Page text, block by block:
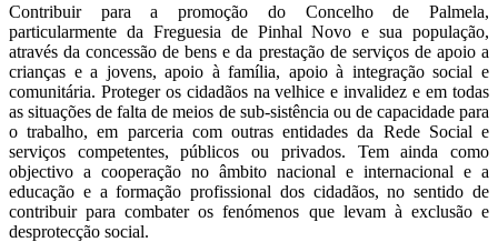
Contribuir para a promoção do Concelho de Palmela,
particularmente da Freguesia de Pinhal Novo e sua população,
através da concessão de bens e da prestação de serviços de apoio a
crianças e a jovens, apoio à família, apoio à integração social e
comunitária. Proteger os cidadãos na velhice e invalidez e em todas
as situações de falta de meios de sub-sistência ou de capacidade para
o trabalho, em parceria com outras entidades da Rede Social e
serviços competentes, públicos ou privados. Tem ainda como
objectivo a cooperação no âmbito nacional e internacional e a
educação e a formação profissional dos cidadãos, no sentido de
contribuir para combater os fenómenos que levam à exclusão e
desprotecção social.